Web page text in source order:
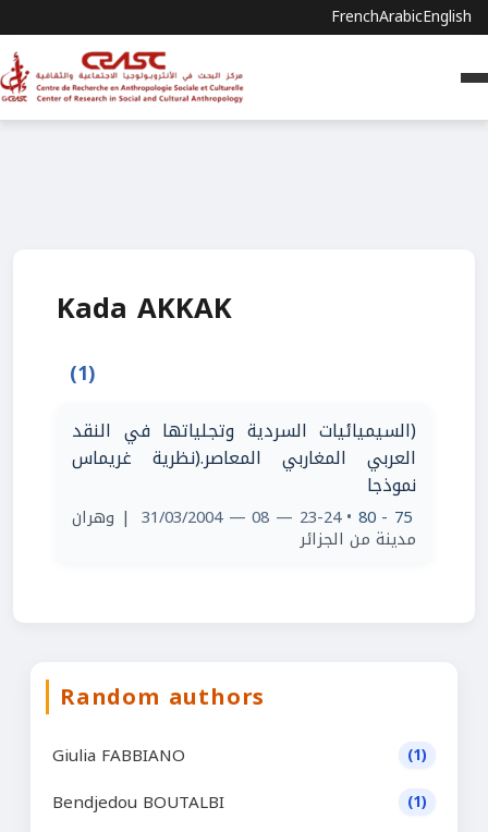
FrenchArabicEnglish
Kada AKKAK
(1)
(السيميائيات السردية وتجلياتها في النقد
العربي المغاربي المعاصر.(نظرية غريماس
نموذجا
75 - 80
• 23-24 — 08 — 31/03/2004 | وهران
مدينة من الجزائر
Random authors
Giulia FABBIANO (1)
Bendjedou BOUTALBI (1)